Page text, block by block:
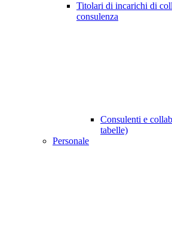
Titolari di incarichi di
consulenza
Consulenti e
tabelle)
Personale